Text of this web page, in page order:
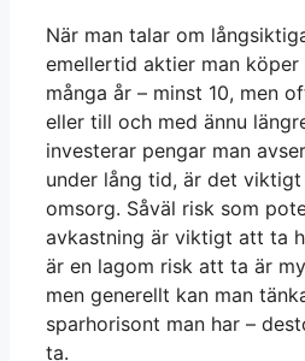
När man talar om
emellertid aktier man
många år – minst 10, men
eller till och med ännu
investerar pengar man
under lång tid, är det
omsorg. Såväl risk som
avkastning är viktigt att ta
är en lagom risk att ta är
men generellt kan man
sparhorisont man har –
ta.